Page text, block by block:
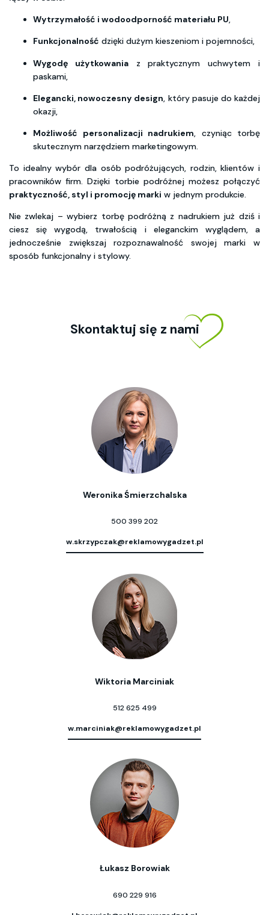
Wytrzymałość i wodoodporność materiału PU,
Funkcjonalność dzięki dużym kieszeniom i pojemności,
Wygodę użytkowaniaz praktycznym uchwytem i
paskami,
Elegancki, nowoczesny design, który pasuje do każdej
okazji,
Możliwość personalizacji nadrukiem, czyniąc torbę
skutecznym narzędziem marketingowym.
To idealny wybór dla osób podróżujących, rodzin, klientów i
pracowników firm. Dzięki torbie podróżnej możesz połączyć
praktyczność, styl i promocję marki w jednym produkcie.
Nie zwlekaj – wybierz torbę podróżną z nadrukiem już dziś i
ciesz się wygodą, trwałością i eleganckim wyglądem, a
jednocześnie zwiększaj rozpoznawalność swojej marki w
sposób funkcjonalny i stylowy.
Skontaktuj się z nami
Weronika Śmierzchalska
500 399 202
w.skrzypczak@reklamowygadzet.pl
Wiktoria Marciniak
512 625 499
w.marciniak@reklamowygadzet.pl
Łukasz Borowiak
690 229 916